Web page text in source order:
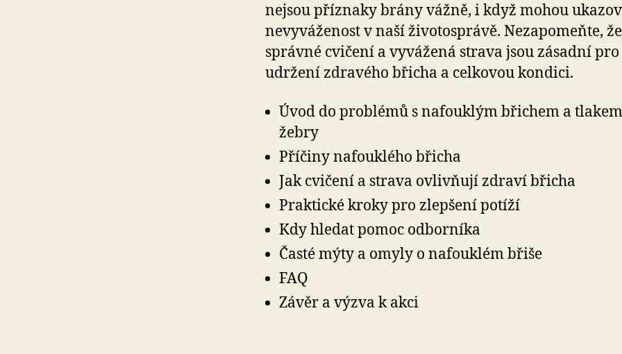
nejsou příznaky brány vážně, i když mohou
nevyváženost v naší životosprávě. Nezapomeňte, že
správné cvičení a vyvážená strava jsou zásadní pro
udržení zdravého břicha a celkovou kondici.
Úvod do problémů s nafouklým břichem a
žebry
Příčiny nafouklého břicha
Jak cvičení a strava ovlivňují zdraví břicha
Praktické kroky pro zlepšení potíží
Kdy hledat pomoc odborníka
Časté mýty a omyly o nafouklém břiše
FAQ
Závěr a výzva k akci